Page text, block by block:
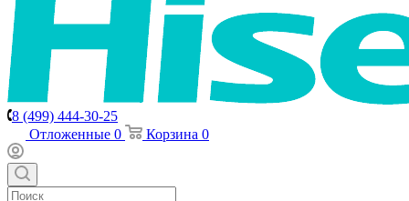
8 (499) 444-30-25
Отложенные 0 Корзина 0